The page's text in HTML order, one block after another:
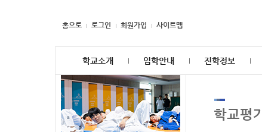
홈으로 로그인 회원가입 사이트맵
학교소개 입학안내 진학정보
학교평